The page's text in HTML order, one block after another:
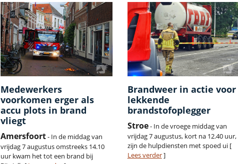
Medewerkers
voorkomen erger als
accu plots in brand
vliegt
Amersfoort- In de middag van
vrijdag 7 augustus omstreeks 14.10
uur kwam het tot een brand bij
Brandweer in actie voor
lekkende
brandstofoplegger
Stroe- In de vroege middag van
vrijdag 7 augustus, kort na 12.40 uur,
zijn de hulpdiensten met spoed ui [
Lees verder]